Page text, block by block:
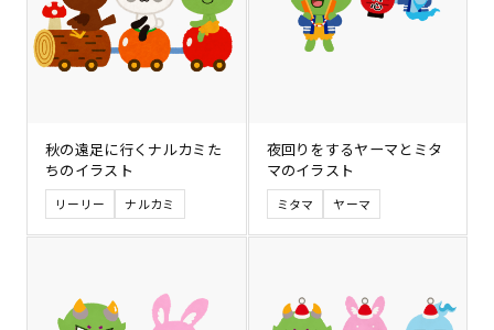
秋の遠足に行くナルカミた
ちのイラスト
リーリー ナルカミ
夜回りをするヤーマとミタ
マのイラスト
ミタマ ヤーマ